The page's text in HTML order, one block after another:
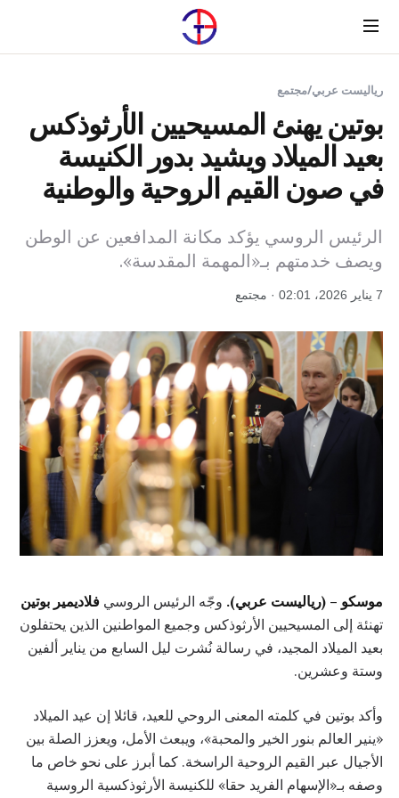
Menu
رياليست عربي/مجتمع
بوتين يهنئ المسيحيين الأرثوذكس
بعيد الميلاد ويشيد بدور الكنيسة
في صون القيم الروحية والوطنية
الرئيس الروسي يؤكد مكانة المدافعين عن الوطن
ويصف خدمتهم بـ«المهمة المقدسة».
7 يناير 2026، 02:01 · مجتمع
موسكو – (رياليست عربي). وجّه الرئيس الروسي فلاديمير بوتين
تهنئة إلى المسيحيين الأرثوذكس وجميع المواطنين الذين يحتفلون
بعيد الميلاد المجيد، في رسالة نُشرت ليل السابع من يناير ألفين
وستة وعشرين.
وأكد بوتين في كلمته المعنى الروحي للعيد، قائلا إن عيد الميلاد
«ينير العالم بنور الخير والمحبة»، ويبعث الأمل، ويعزز الصلة بين
الأجيال عبر القيم الروحية الراسخة. كما أبرز على نحو خاص ما
وصفه بـ«الإسهام الفريد حقا» للكنيسة الأرثوذكسية الروسية